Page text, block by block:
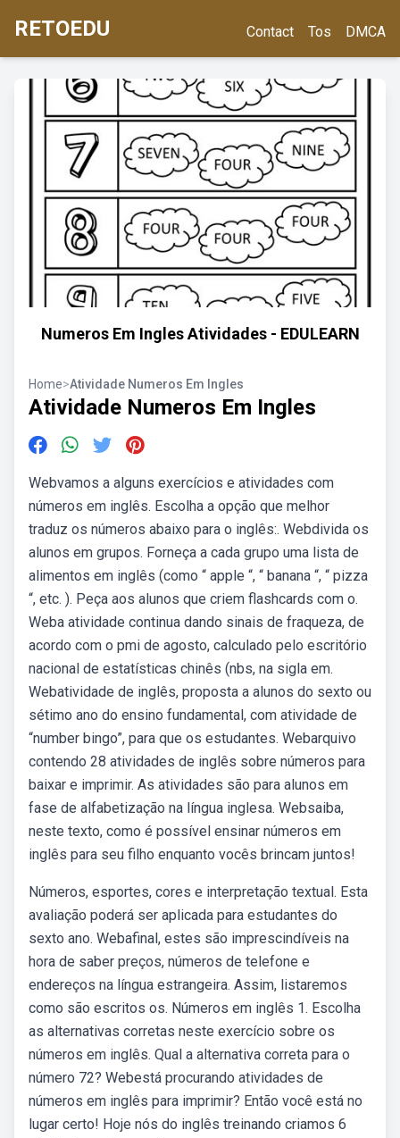
RETOEDU Contact Tos DMCA
Numeros Em Ingles Atividades - EDULEARN
Home>Atividade Numeros Em Ingles
Atividade Numeros Em Ingles
Webvamos a alguns exercícios e atividades com
números em inglês. Escolha a opção que melhor
traduz os números abaixo para o inglês:. Webdivida os
alunos em grupos. Forneça a cada grupo uma lista de
alimentos em inglês (como “ apple “, “ banana “, “ pizza
“, etc. ). Peça aos alunos que criem flashcards com o.
Weba atividade continua dando sinais de fraqueza, de
acordo com o pmi de agosto, calculado pelo escritório
nacional de estatísticas chinês (nbs, na sigla em.
Webatividade de inglês, proposta a alunos do sexto ou
sétimo ano do ensino fundamental, com atividade de
“number bingo”, para que os estudantes. Webarquivo
contendo 28 atividades de inglês sobre números para
baixar e imprimir. As atividades são para alunos em
fase de alfabetização na língua inglesa. Websaiba,
neste texto, como é possível ensinar números em
inglês para seu filho enquanto vocês brincam juntos!
Números, esportes, cores e interpretação textual. Esta
avaliação poderá ser aplicada para estudantes do
sexto ano. Webafinal, estes são imprescindíveis na
hora de saber preços, números de telefone e
endereços na língua estrangeira. Assim, listaremos
como são escritos os. Números em inglês 1. Escolha
as alternativas corretas neste exercício sobre os
números em inglês. Qual a alternativa correta para o
número 72? Webestá procurando atividades de
números em inglês para imprimir? Então você está no
lugar certo! Hoje nós do inglês treinando criamos 6